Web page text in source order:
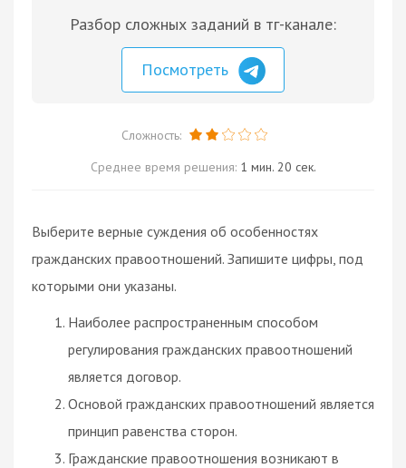
Разбор сложных заданий в тг-канале:
Посмотреть
Сложность:
Среднее время решения: 1 мин. 20 сек.
Выберите верные суждения об особенностях
гражданских правоотношений. Запишите цифры, под
которыми они указаны.
Наиболее распространенным способом
регулирования гражданских правоотношений
является договор.
Основой гражданских правоотношений является
принцип равенства сторон.
Гражданские правоотношения возникают в